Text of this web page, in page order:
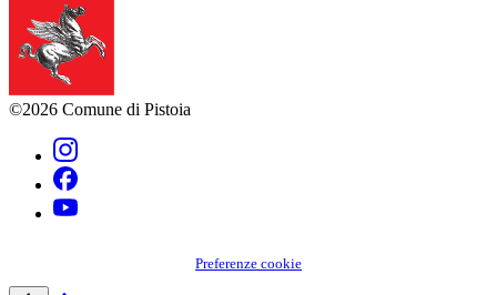
©2026 Comune di Pistoia
Preferenze cookie